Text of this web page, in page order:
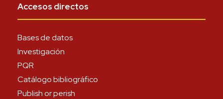
Accesos directos
Bases de datos
Investigación
PQR
Catálogo bibliográfico
Publish or perish